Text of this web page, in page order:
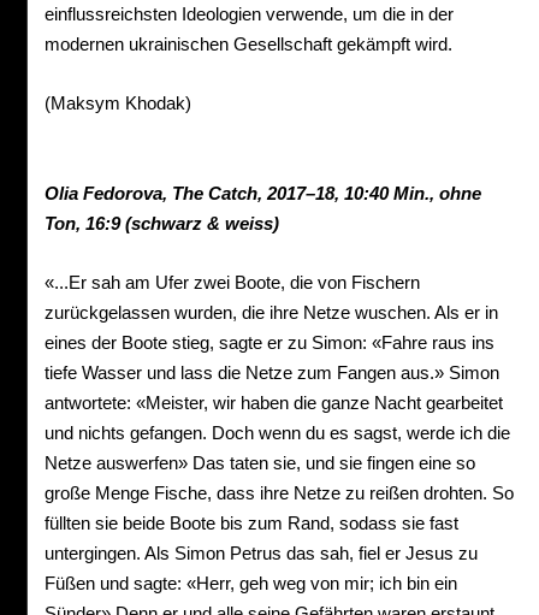
einflussreichsten Ideologien verwende, um die in der
modernen ukrainischen Gesellschaft gekämpft wird.
(Maksym Khodak)
Olia Fedorova, The Catch, 2017–18, 10:40 Min., ohne
Ton, 16:9 (schwarz & weiss)
«...Er sah am Ufer zwei Boote, die von Fischern
zurückgelassen wurden, die ihre Netze wuschen. Als er in
eines der Boote stieg, sagte er zu Simon: «Fahre raus ins
tiefe Wasser und lass die Netze zum Fangen aus.» Simon
antwortete: «Meister, wir haben die ganze Nacht gearbeitet
und nichts gefangen. Doch wenn du es sagst, werde ich die
Netze auswerfen» Das taten sie, und sie fingen eine so
große Menge Fische, dass ihre Netze zu reißen drohten. So
füllten sie beide Boote bis zum Rand, sodass sie fast
untergingen. Als Simon Petrus das sah, fiel er Jesus zu
Füßen und sagte: «Herr, geh weg von mir; ich bin ein